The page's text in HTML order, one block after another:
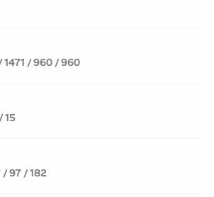
1471 / 960 / 960
15
/ 97 / 182